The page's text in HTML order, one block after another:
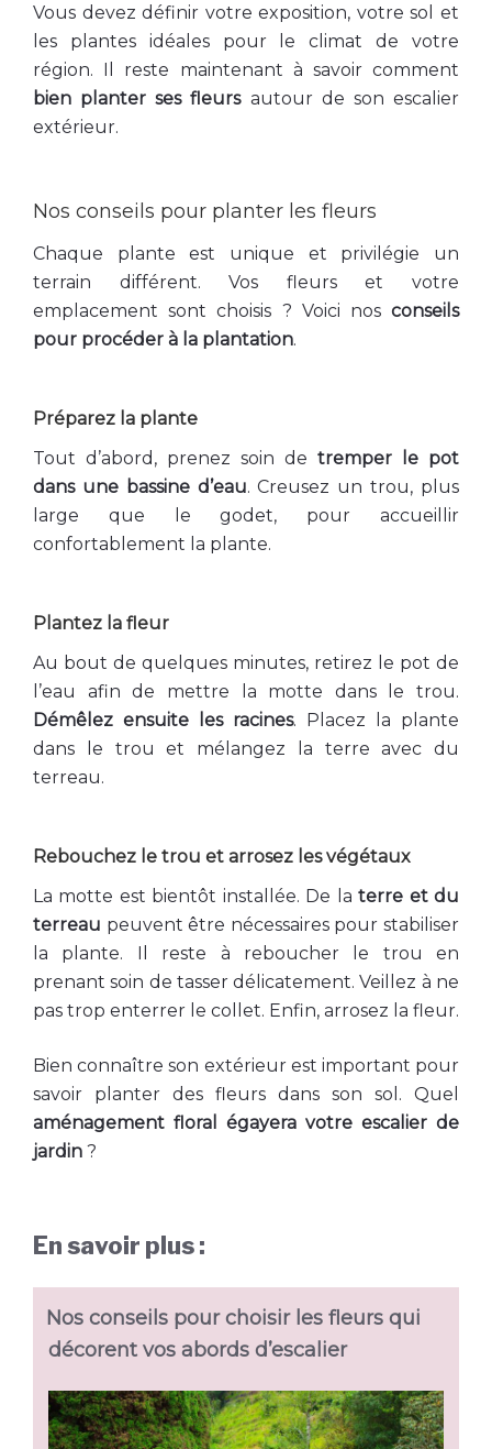
Vous devez définir votre exposition, votre sol et
les plantes idéales pour le climat de votre
région. Il reste maintenant à savoir comment
bien planter ses fleursautour de son escalier
extérieur.
Nos conseils pour planter les fleurs
Chaque plante est unique et privilégie un
terrain différent. Vos fleurs et votre
emplacement sont choisis ? Voici nos conseils
pour procéder à la plantation.
Préparez la plante
Tout d’abord, prenez soin de tremper le pot
dans une bassine d’eau. Creusez un trou, plus
large que le godet, pour accueillir
confortablement la plante.
Plantez la fleur
Au bout de quelques minutes, retirez le pot de
l’eau afin de mettre la motte dans le trou.
Démêlez ensuite les racines. Placez la plante
dans le trou et mélangez la terre avec du
terreau.
Rebouchez le trou et arrosez les végétaux
La motte est bientôt installée. De laterre et du
terreau peuvent être nécessaires pour stabiliser
la plante. Il reste à reboucher le trou en
prenant soin de tasser délicatement. Veillez à ne
pas trop enterrer le collet. Enfin, arrosez la fleur.
Bien connaître son extérieur est important pour
savoir planter des fleurs dans son sol. Quel
aménagement floral égayera votre escalier de
jardin ?
En savoir plus :
Nos conseils pour choisir les fleurs qui
décorent vos abords d’escalier